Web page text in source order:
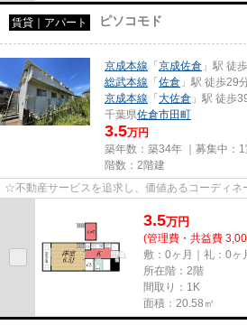
賃貸｜アパート ピソコモド
京成本線 「京成佐倉 」駅 徒
総武本線 「佐倉 」駅 徒歩29
京成本線 「大佐倉 」駅 徒歩
千葉県佐倉市田町
3.5万円
築年数：築34年 ｜募集中：
階数：2階建
☆不動産サービスを追求し、価値あるコーディ
3.5万円
(管理費・共益費
敷：0ヶ月｜礼：0ヶ
所在階：2階
間取り：1K
面積：20.58㎡